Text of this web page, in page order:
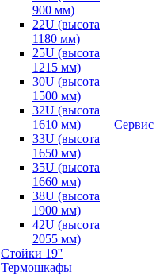
900 мм)
22U (высота
1180 мм)
25U (высота
1215 мм)
30U (высота
1500 мм)
32U (высота
1610 мм)
33U (высота
1650 мм)
35U (высота
1660 мм)
38U (высота
1900 мм)
42U (высота
2055 мм)
Стойки 19''
Термошкафы
Сервис